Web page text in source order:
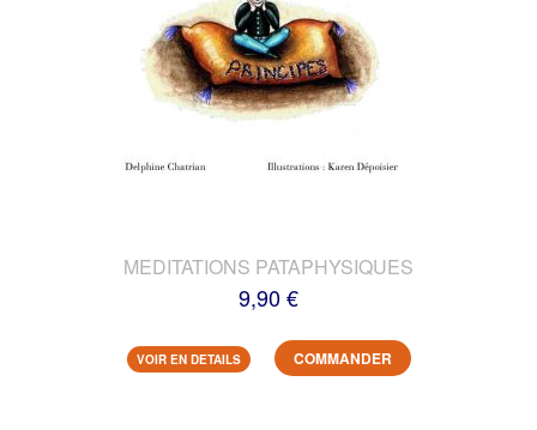
MEDITATIONS PATAPHYSIQUES
9,90 €
VOIR EN DETAILS COMMANDER